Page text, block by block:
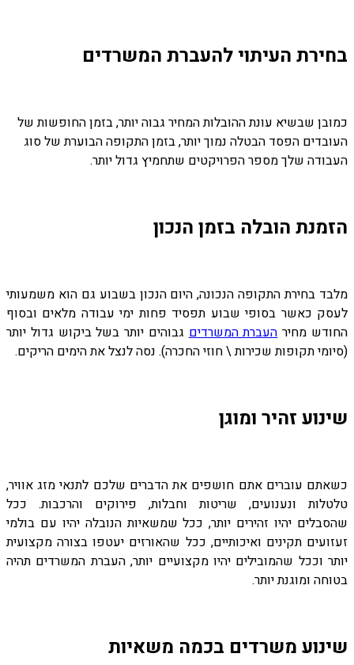
בחירת העיתוי להעברת המשרדים
כמובן שבשיא עונת ההובלות המחיר גבוה יותר, בזמן החופשות של
העובדים הפסד הבטלה נמוך יותר, בזמן התקופה הבוערת של סוג
העבודה שלך מספר הפרויקטים שתחמיץ גדול יותר.
הזמנת הובלה בזמן הנכון
מלבד בחירת התקופה הנכונה, היום הנכון בשבוע גם הוא משמעותי
לעסק כאשר בסופי שבוע תפסיד פחות ימי עבודה מלאים ובסוף
החודש מחירהעברת המשרדיםגבוהים יותר בשל ביקוש גדול יותר
(סיומי תקופות שכירות \ חוזי החכרה). נסה לנצל את הימים הריקים.
שינוע זהיר ומוגן
כשאתם עוברים אתם חושפים את הדברים שלכם לתנאי מזג אוויר,
טלטלות ונענועים, שריטות וחבלות, פירוקים והרכבות. ככל
שהסבלים יהיו זהירים יותר, ככל שמשאיות הנובלה יהיו עם בולמי
זעזועים תקינים ואיכותיים, ככל שהאורזים יעטפו בצורה מקצועית
יותר וככל שהמובילים יהיו מקצועיים יותר, העברת המשרדים תהיה
בטוחה ומוגנת יותר.
שינוע משרדים בכמה משאיות